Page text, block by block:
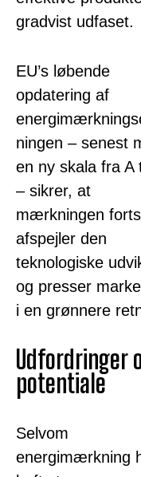
gradvist udfaset.
EU’s løbende
opdatering af
ningen – senest
en ny skala fra A
– sikrer, at
mærkningen
afspejler den
teknologiske
og presser
i en grønnere
Udfordringer
potentiale
Selvom
energimærkning